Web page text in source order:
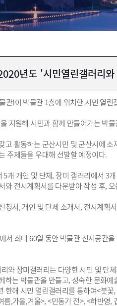
년도 '시민열린갤러리
관)이 박물관 1층에 위치한 시민 열
지원해 시민과 함께 만들어가는 박
고 활동하는 군산시민 및 군산시에
주제들을 우대해 선발할 예정이다.
개 개인 및 단체, 장미 갤러리에서 3
와 전시계획서를 다운받아 작성 후,
청서, 개인 및 단체 소개서, 전시계획
서 최대 60일 동안 박물관 전시공간
와 장미갤러리는 다양한 시민 및 단
하는 박물관을 만들고, 성숙한 문화
한해 시민 열린갤러리를 통하여<붓
,가을,겨울>, <민동기 전>, <하반